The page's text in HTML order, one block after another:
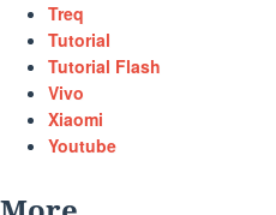
Treq
Tutorial
Tutorial Flash
Vivo
Xiaomi
Youtube